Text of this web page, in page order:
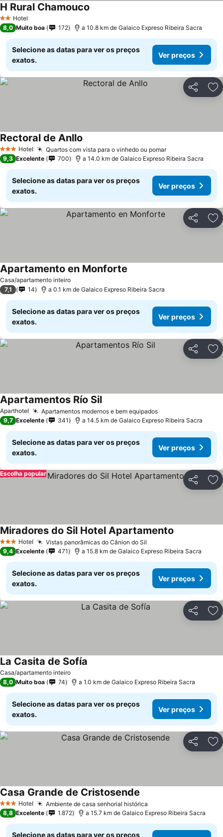
2 Estrelas
Hotel
H Rural Chamouco
8,0 Muito boa 172 a 10.8 km de Galaico Expreso Ribeira Sacra
Selecione as datas para ver os preços
exatos.
Ver preços
Partilhar
3 EstrelasHotel Quartos com vista para o vinhedo ou pomar
Rectoral de Anllo
9,3 Excelente 700 a 14.0 km de Galaico Expreso Ribeira Sacra
Selecione as datas para ver os preços
exatos.
Ver preços
Partilhar
Casa/apartamento inteiro
Apartamento en Monforte
7,1 14 a 0.1 km de Galaico Expreso Ribeira Sacra
Selecione as datas para ver os preços
exatos.
Ver preços
Partilhar
Aparthotel Apartamentos modernos e bem equipados
Apartamentos Río Sil
9,7 Excelente 341 a 14.5 km de Galaico Expreso Ribeira Sacra
Selecione as datas para ver os preços
exatos.
Ver preços
Partilhar
Escolha popular
3 EstrelasHotel Vistas panorâmicas do Cânion do Sil
Miradores do Sil Hotel Apartamento
9,4 Excelente 471 a 15.8 km de Galaico Expreso Ribeira Sacra
Selecione as datas para ver os preços
exatos.
Ver preços
Partilhar
Casa/apartamento inteiro
La Casita de Sofía
8,0 Muito boa 74 a 1.0 km de Galaico Expreso Ribeira Sacra
Selecione as datas para ver os preços
exatos.
Ver preços
Partilhar
3 EstrelasHotel Ambiente de casa senhorial histórica
Casa Grande de Cristosende
8,8 Excelente 1.872 a 15.7 km de Galaico Expreso Ribeira Sacra
Selecione as datas para ver os preços